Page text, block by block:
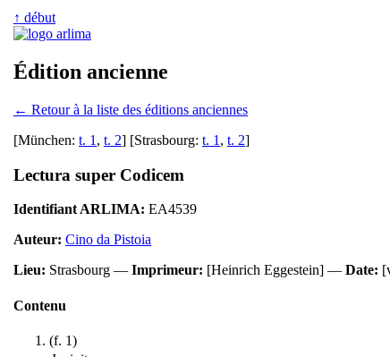
↑ début
Édition ancienne
← Retour à la liste des éditions anciennes
[München: t. 1 , t. 2] [Strasbourg: t. 1 , t. 2]
Lectura super Codicem
Identifiant ARLIMA: EA4539
Auteur: Cino da Pistoia
Lieu: Strasbourg — Imprimeur: [Heinrich Eggestein] — Date:
Contenu
(f. 1)